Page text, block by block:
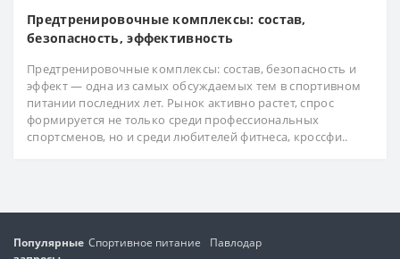
Предтренировочные комплексы: состав,
безопасность, эффективность
Предтренировочные комплексы: состав, безопасность и
эффект — одна из самых обсуждаемых тем в спортивном
питании последних лет. Рынок активно растет, спрос
формируется не только среди профессиональных
спортсменов, но и среди любителей фитнеса, кроссфи..
Популярные Спортивное питание
Павлодар